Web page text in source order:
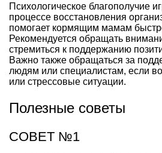
Психологическое благополучие
процессе восстановления
помогает кормящим мамам
Рекомендуется обращать
стремиться к поддержанию
Важно также обращаться за
людям или специалистам, если
или стрессовые ситуации.
Полезные советы
СОВЕТ №1